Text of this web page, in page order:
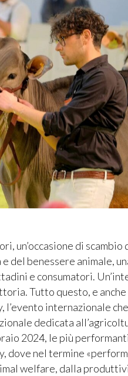
un’occasione di scambio
del benessere animale,
e consumatori.
Tutto questo, e
l’evento internazionale
dedicata
2024, le più
dove nel termine
welfare, dalla